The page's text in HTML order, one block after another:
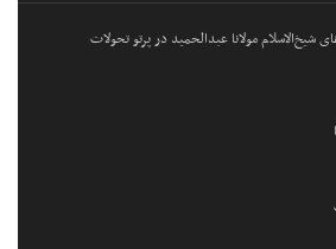
شیخ‌الاسلام مولانا عبدالحمید در پرتو تحولات